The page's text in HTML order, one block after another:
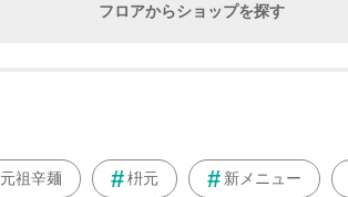
フロアからショップを探す
元祖辛麺 枡元 新メニュー